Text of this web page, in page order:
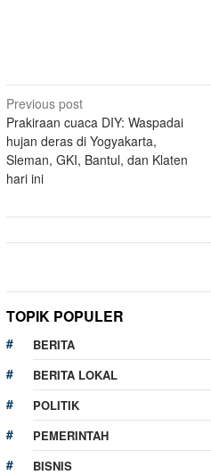
Post
navigation
Previous post
Prakiraan cuaca DIY: Waspadai
hujan deras di Yogyakarta,
Sleman, GKI, Bantul, dan Klaten
hari ini
TOPIK POPULER
BERITA
BERITA LOKAL
POLITIK
PEMERINTAH
BISNIS